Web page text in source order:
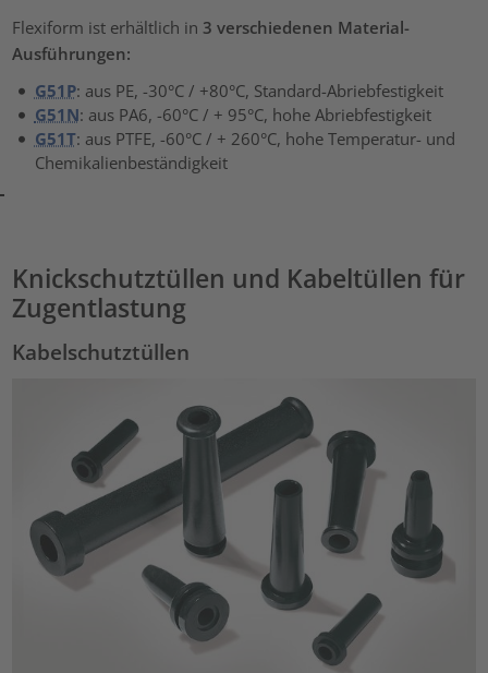
Flexiform ist erhältlich in3 verschiedenen Material-
Ausführungen:
G51P: aus PE, -30°C / +80°C, Standard-Abriebfestigkeit
G51N: aus PA6, -60°C / + 95°C, hohe Abriebfestigkeit
G51T: aus PTFE, -60°C / + 260°C, hohe Temperatur- und
Chemikalienbeständigkeit
Knickschutztüllen und Kabeltüllen für
Zugentlastung
Kabelschutztüllen